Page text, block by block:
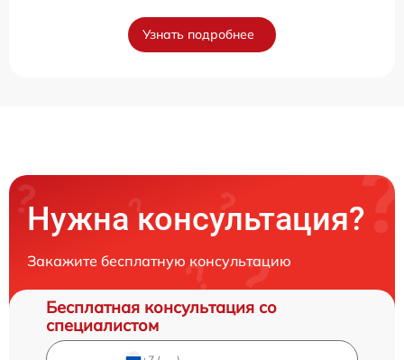
Узнать подробнее
Нужна консультация?
Закажите бесплатную консультацию
Бесплатная консультация со
специалистом